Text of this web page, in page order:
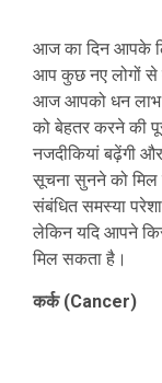
आज का दिन आपके
आप कुछ नए लोगों से
आज आपको धन लाभ
को बेहतर करने की
नजदीकियां बढ़ेंगी
सूचना सुनने को
संबंधित समस्या
लेकिन यदि आपने
मिल सकता है।
कर्क (Cancer)